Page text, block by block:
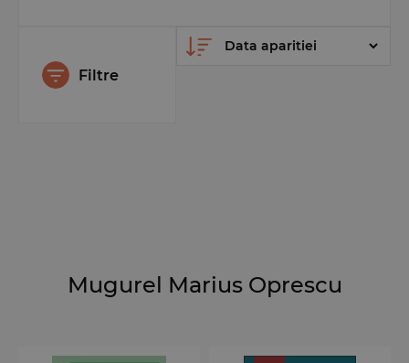
Filtre
Mugurel Marius Oprescu